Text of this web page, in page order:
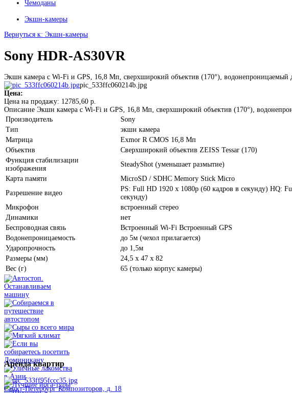
Чемоданы
Экшн-камеры
Вернуться к: Экшн-камеры
Sony HDR-AS30VR
Экшн камера с Wi-Fi и GPS, 16,8 Мп, сверхширокий объектив (170°), водонепроницаемый
pic_533ffc060214b.jpg
Цена:
Цена на продажу: 12785,60 р.
Описание Экшн камера с Wi-Fi и GPS, 16,8 Мп, сверхширокий объектив (170°),
Производитель
Sony
Тип
экшн камера
Матрица
Exmor R CMOS 16,8 Мп
Объектив
Сверхширокий объектив ZEISS Tessar (170)
Функция стабилизации
изображения
SteadyShot (уменьшает размытие)
Карта памяти
MicroSD / SDHC Memory Stick Micro
Разрешение видео
PS: Full HD 1920 х 1080p (60 кадров в секунду) HQ:
секунду)
Микрофон
встроенный стерео
Динамики
нет
Беспроводная связь
Встроенный Wi-Fi Встроенный GPS
Водонепроницаемость
до 5м (чехол прилагается)
Ударопрочность
до 1,5м
Размеры (мм)
24,5 х 47 х 82
Вес (г)
65 (только корпус камеры)
Арендаквартир
Санкт-Петербург Композиторов, д. 18